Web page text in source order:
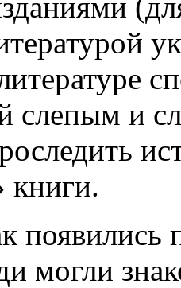
слепым и
книги.
появились
могли